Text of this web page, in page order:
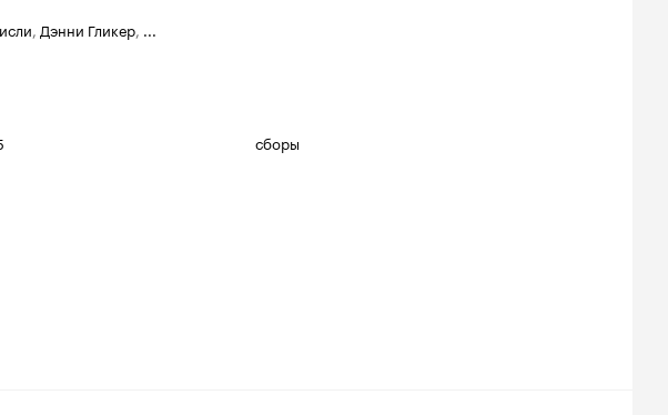
, Дэнни Гликер, ...
сборы